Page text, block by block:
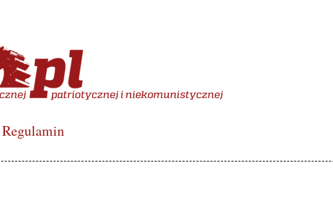
polskiej lewicy
Regulamin